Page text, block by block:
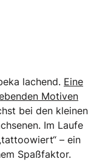
lachend. Eine
Motiven
bei den kleinen
Im Laufe
– ein
Spaßfaktor.